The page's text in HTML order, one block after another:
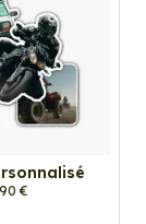
€